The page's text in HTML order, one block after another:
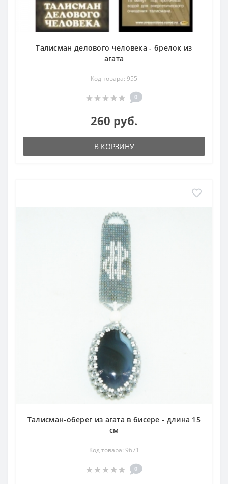
Талисман делового человека - брелок из
агата
Код товара: 955
0
260 руб.
В КОРЗИНУ
Талисман-оберег из агата в бисере - длина 15
см
Код товара: 9671
0